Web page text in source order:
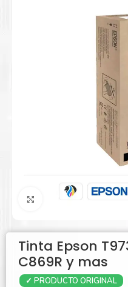
Agrandar
Tinta Epson
C869R y mas
✓ PRODUCTO ORIGINAL